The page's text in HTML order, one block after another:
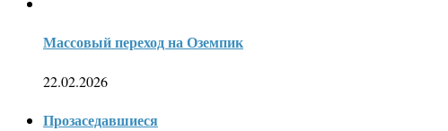
Массовый переход на Оземпик
22.02.2026
Прозаседавшиеся